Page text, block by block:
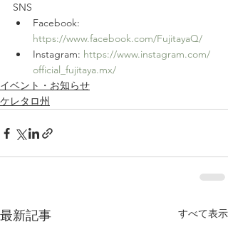
SNS
Facebook:
https://www.facebook.com/FujitayaQ/
Instagram: https://www.instagram.com/
official_fujitaya.mx/
イベント・お知らせ
ケレタロ州
最新記事 すべて表示